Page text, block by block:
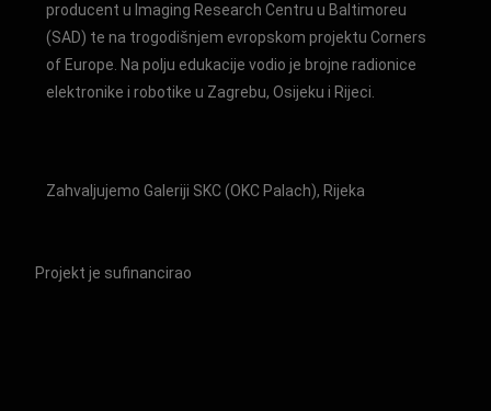
producent u Imaging Research Centru u Baltimoreu
(SAD) te na trogodišnjem evropskom projektu Corners
of Europe. Na polju edukacije vodio je brojne radionice
elektronike i robotike u Zagrebu, Osijeku i Rijeci.
Zahvaljujemo Galeriji SKC (OKC Palach), Rijeka
Projekt je sufinancirao